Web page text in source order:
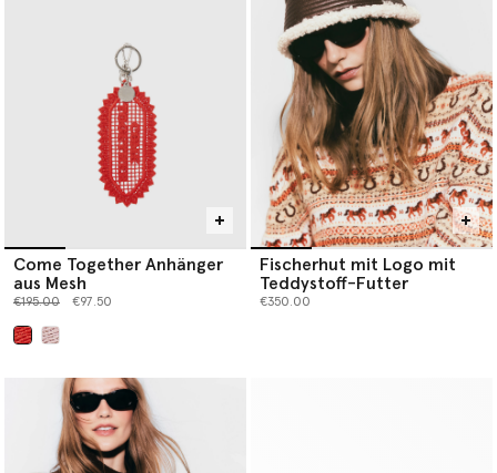
Come Together Anhänger
aus Mesh
Preis reduziert von
€195.00bis€97.50
Fischerhut mit Logo mit
Teddystoff-Futter
€350.00